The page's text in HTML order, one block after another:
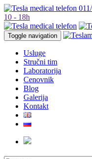
10 - 18h
Toggle navigation
Usluge
Stručni tim
Laboratorija
Cenovnik
Blog
Galerija
Kontakt